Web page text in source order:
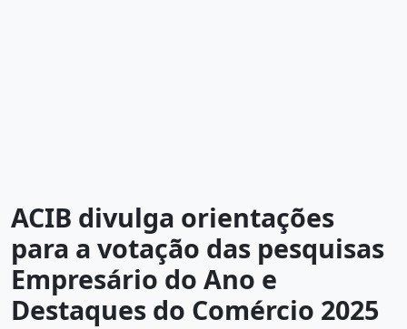
ACIB divulga orientações
para a votação das pesquisas
Empresário do Ano e
Destaques do Comércio 2025